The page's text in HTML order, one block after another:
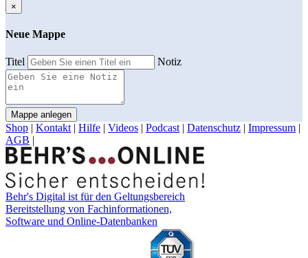
×
Neue Mappe
Titel Notiz
Mappe anlegen
Shop | Kontakt | Hilfe | Videos | Podcast | Datenschutz | Impressum |
AGB |
Behr's Digital ist für den Geltungsbereich
Bereitstellung von Fachinformationen,
Software und Online-Datenbanken